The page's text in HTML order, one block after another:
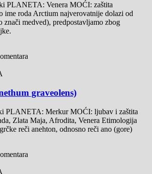
PLANETA: Venera MOĆI: zaštita
ime roda Arctium najverovatnije dolazi od
znači medved), predpostavljamo zbog
graveolens)
PLANETA: Merkur MOĆI: ljubav i zaštita
Zlata Maja, Afrodita, Venera Etimologija
reči anehton, odnosno reči ano (gore)